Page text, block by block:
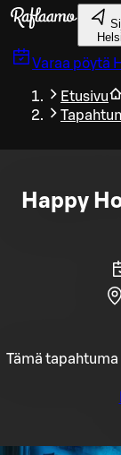
Siirry pääsisältöön
Varaa pöytä
Etusivu
Happy
Tämä tapahtuma